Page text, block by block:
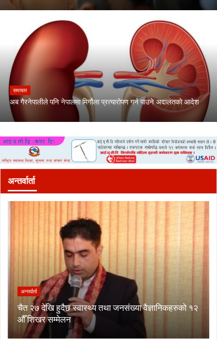
समाचार
अब गैरनेपालीले पनि नेपालमा मिर्गौला प्रत्यारोपण गर्न पाउने अदालतको आदेश
अन्तर्वार्ता
अन्तर्वार्ता
चैत २७ देखि हुदैछ स्वास्थ्य तथा जनसंख्या वैज्ञानिकहरुको १२
औँ शिखर सम्मेलन